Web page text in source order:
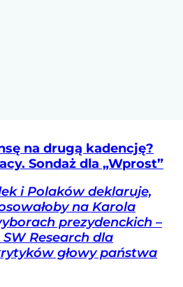
na drugą kadencję?
Sondaż dla „Wprost”
i Polaków deklaruje,
na Karola
prezydenckich –
Research dla
głowy państwa